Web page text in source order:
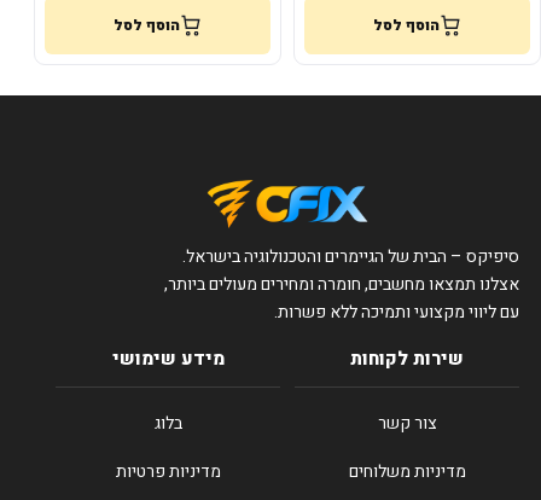
הוסף לסל הוסף לסל
סיפיקס – הבית של הגיימרים והטכנולוגיה בישראל.
אצלנו תמצאו מחשבים, חומרה ומחירים מעולים ביותר,
עם ליווי מקצועי ותמיכה ללא פשרות.
שירות לקוחות
צור קשר
מדיניות משלוחים
מידע שימושי
בלוג
מדיניות פרטיות